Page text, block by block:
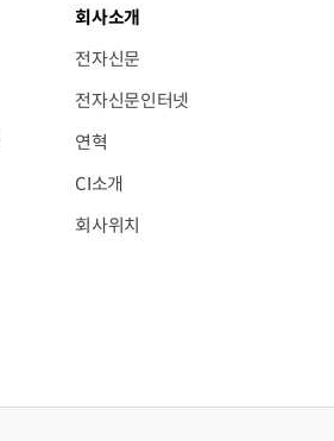
회사소개
전자신문
전자신문인터넷
연혁
CI소개
회사위치